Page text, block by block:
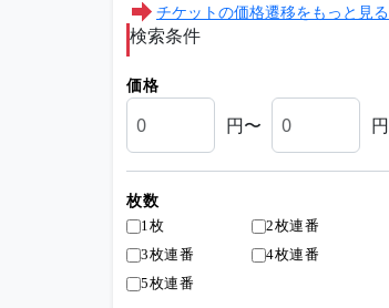
チケットの価格遷移をもっと見る
検索条件
価格
円〜 円
枚数
1枚
2枚連番
3枚連番
4枚連番
5枚連番